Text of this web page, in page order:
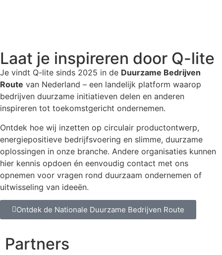
Laat je inspireren door Q-lite
Je vindt Q-lite sinds 2025 in de Duurzame Bedrijven
Route van Nederland – een landelijk platform waarop
bedrijven duurzame initiatieven delen en anderen
inspireren tot toekomstgericht ondernemen.
Ontdek hoe wij inzetten op circulair productontwerp,
energiepositieve bedrijfsvoering en slimme, duurzame
oplossingen in onze branche. Andere organisaties kunnen
hier kennis opdoen én eenvoudig contact met ons
opnemen voor vragen rond duurzaam ondernemen of
uitwisseling van ideeën.
Ontdek de Nationale Duurzame Bedrijven Route
Partners